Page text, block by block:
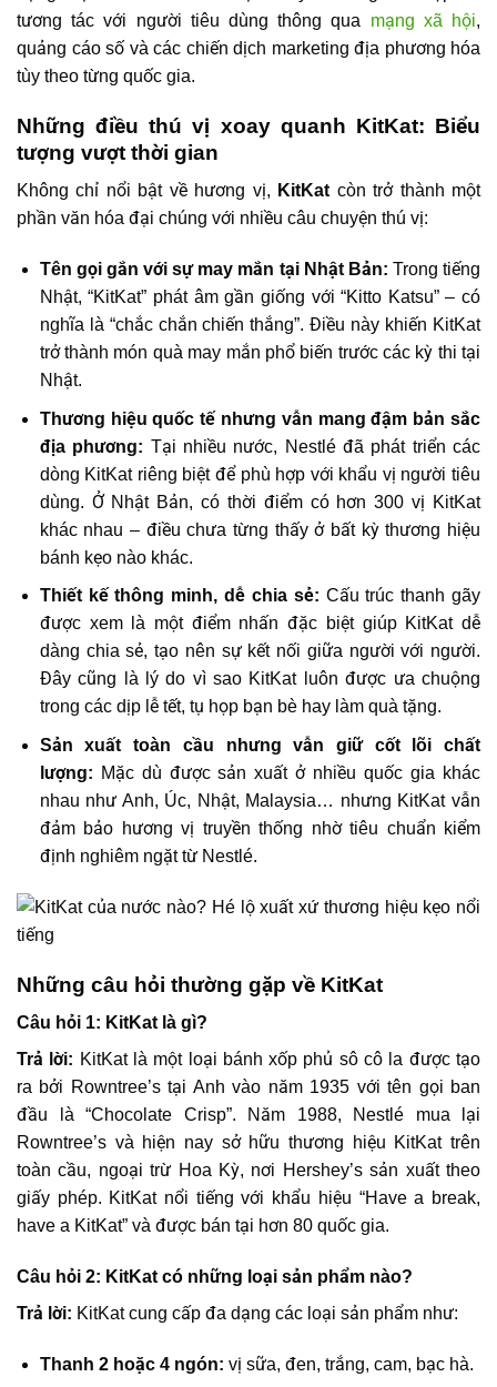
tương tác với người tiêu dùng thông qua mạng xã hội,
quảng cáo số và các chiến dịch marketing địa phương hóa
tùy theo từng quốc gia.
Những điều thú vị xoay quanh KitKat: Biểu
tượng vượt thời gian
Không chỉ nổi bật về hương vị, KitKatcòn trở thành một
phần văn hóa đại chúng với nhiều câu chuyện thú vị:
Tên gọi gắn với sự may mắn tại Nhật Bản: Trong tiếng
Nhật, “KitKat” phát âm gần giống với “Kitto Katsu” – có
nghĩa là “chắc chắn chiến thắng”. Điều này khiến KitKat
trở thành món quà may mắn phổ biến trước các kỳ thi tại
Nhật.
Thương hiệu quốc tế nhưng vẫn mang đậm bản sắc
địa phương: Tại nhiều nước, Nestlé đã phát triển các
dòng KitKat riêng biệt để phù hợp với khẩu vị người tiêu
dùng. Ở Nhật Bản, có thời điểm có hơn 300 vị KitKat
khác nhau – điều chưa từng thấy ở bất kỳ thương hiệu
bánh kẹo nào khác.
Thiết kế thông minh, dễ chia sẻ: Cấu trúc thanh gãy
được xem là một điểm nhấn đặc biệt giúp KitKat dễ
dàng chia sẻ, tạo nên sự kết nối giữa người với người.
Đây cũng là lý do vì sao KitKat luôn được ưa chuộng
trong các dịp lễ tết, tụ họp bạn bè hay làm quà tặng.
Sản xuất toàn cầu nhưng vẫn giữ cốt lõi chất
lượng: Mặc dù được sản xuất ở nhiều quốc gia khác
nhau như Anh, Úc, Nhật, Malaysia… nhưng KitKat vẫn
đảm bảo hương vị truyền thống nhờ tiêu chuẩn kiểm
định nghiêm ngặt từ Nestlé.
Những câu hỏi thường gặp về KitKat
Câu hỏi 1: KitKat là gì?
Trả lời: KitKat là một loại bánh xốp phủ sô cô la được tạo
ra bởi Rowntree’s tại Anh vào năm 1935 với tên gọi ban
đầu là “Chocolate Crisp”. Năm 1988, Nestlé mua lại
Rowntree’s và hiện nay sở hữu thương hiệu KitKat trên
toàn cầu, ngoại trừ Hoa Kỳ, nơi Hershey’s sản xuất theo
giấy phép. KitKat nổi tiếng với khẩu hiệu “Have a break,
have a KitKat” và được bán tại hơn 80 quốc gia.
Câu hỏi 2: KitKat có những loại sản phẩm nào?
Trả lời: KitKat cung cấp đa dạng các loại sản phẩm như:
Thanh 2 hoặc 4 ngón: vị sữa, đen, trắng, cam, bạc hà.